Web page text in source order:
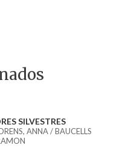
SILVESTRES
ANNA / BAUCELLS